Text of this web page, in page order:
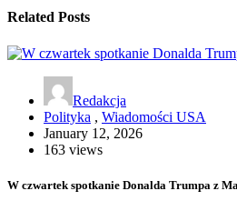
Related Posts
Redakcja
Polityka , Wiadomości USA
January 12, 2026
163 views
W czwartek spotkanie Donalda Trumpa z